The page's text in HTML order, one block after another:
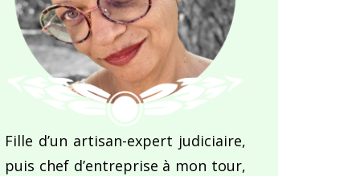
Fille d’un artisan-expert judiciaire,
puis chef d’entreprise à mon tour,